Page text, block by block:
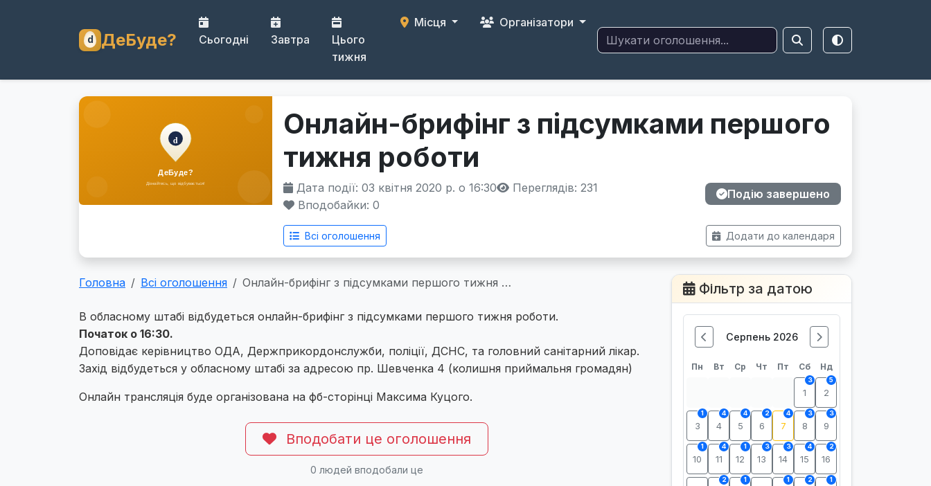
ДеБуде? Сьогодні Завтра
Цього
тижня
Місця Організатори
Онлайн-брифінг з підсумками першого
тижня роботи
Дата події: 03 квітня 2020 р. о 16:30
Переглядів: 231
Вподобайки: 0
Подію завершено
Всі оголошення Додати до календаря
Головна Всі оголошення Онлайн-брифінг з підсумками першого тижня …
В обласному штабі відбудеться онлайн-брифінг з підсумками першого тижня роботи.
Початок о 16:30.
Доповідає керівництво ОДА, Держприкордонслужби, поліції, ДСНС, та головний санітарний лікар.
Захід відбудеться у обласному штабі за адресою пр. Шевченка 4 (колишня приймальня громадян)
Онлайн трансляція буде організована на фб-сторінці Максима Куцого.
Вподобати це оголошення
0 людей вподобали це
Фільтр за датою
Серпень 2026
Пн Вт Ср Чт Пт Сб Нд
1
3
2
5
3
1
4
4
5
4
6
2
7
4
8
3
9
3
10
1
11
4
12
1
13
3
14
3
15
4
16
2
2 1 1 2 1